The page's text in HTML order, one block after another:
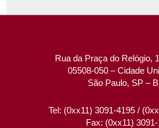
Rua da Praça do Relógio,
05508-050 – Cidade
São Paulo, SP –
Tel: (0xx11) 3091-4195 /
Fax: (0xx11)